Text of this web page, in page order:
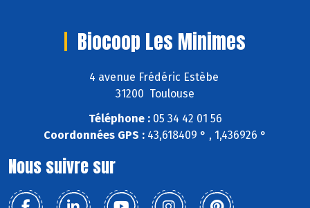
Biocoop Les Minimes
4 avenue Frédéric Estèbe
31200 Toulouse
Téléphone :05 34 42 01 56
Coordonnées GPS : 43,618409 ° , 1,436926 °
Nous suivre sur